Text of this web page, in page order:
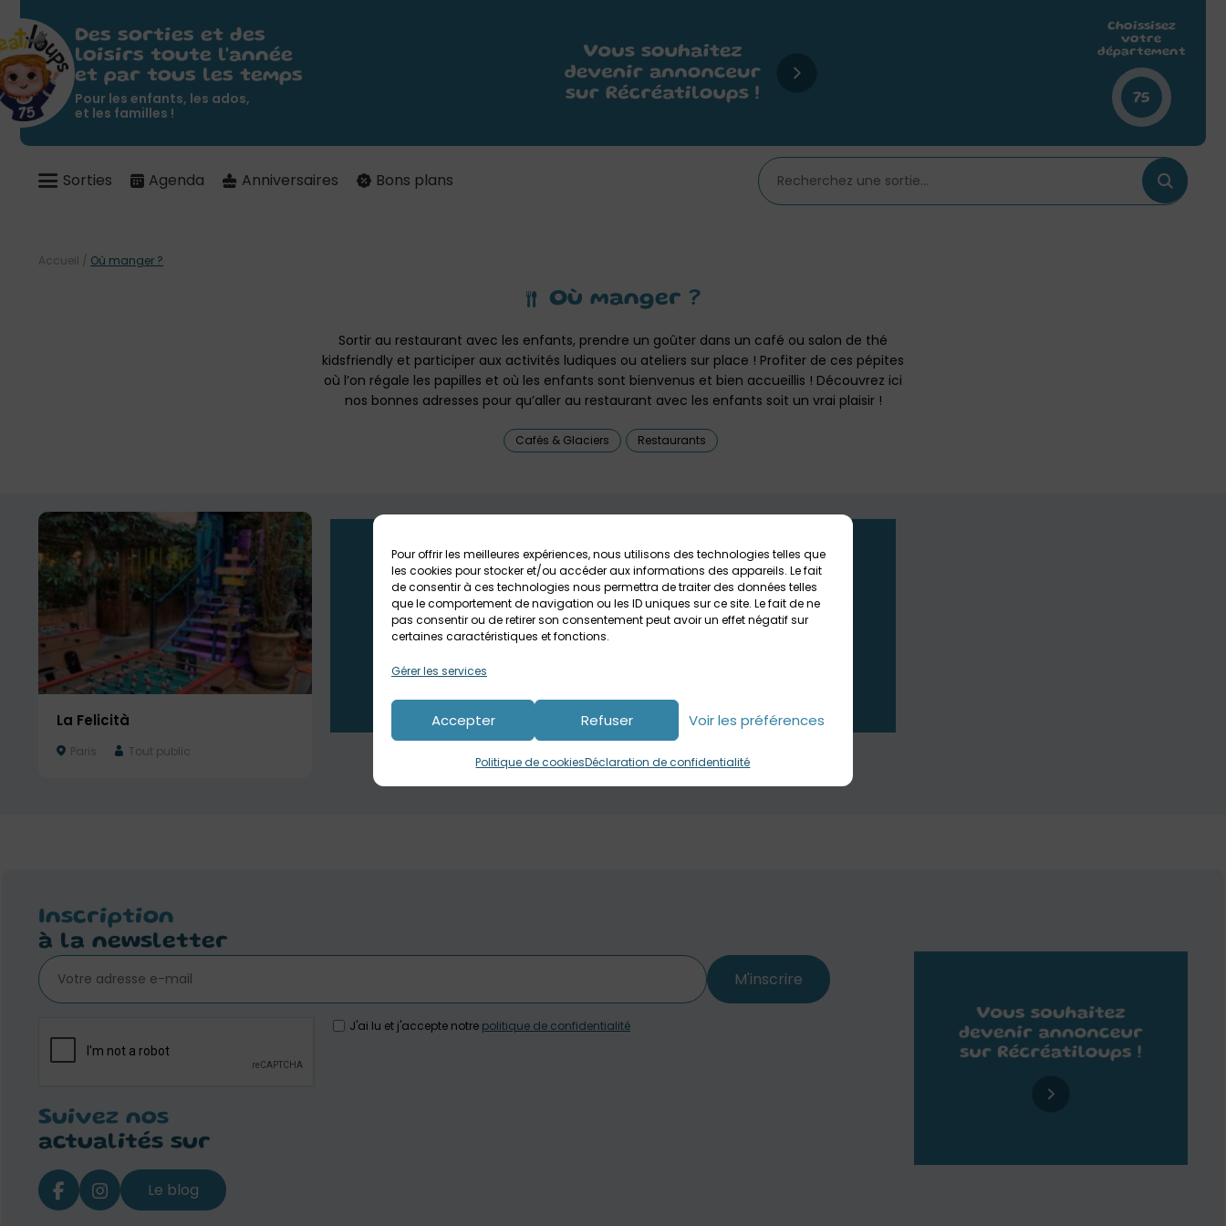
Pour offrir les meilleures expériences, nous utilisons des technologies telles que
les cookies pour stocker et/ou accéder aux informations des appareils. Le fait
de consentir à ces technologies nous permettra de traiter des données telles
que le comportement de navigation ou les ID uniques sur ce site. Le fait de ne
pas consentir ou de retirer son consentement peut avoir un effet négatif sur
certaines caractéristiques et fonctions.
Gérer les services
Accepter Refuser Voir les préférences
Politique de cookiesDéclaration de confidentialité
Des sorties et des
loisirs toute l'année
et par tous les temps
Pour les enfants, les ados,
et les familles !
Choissisez
votre
département
75
Sorties Agenda Anniversaires Bons plans
Où manger ?
Sortir au restaurant avec les enfants, prendre un goûter dans un café ou salon de thé
kidsfriendly et participer aux activités ludiques ou ateliers sur place ! Profiter de ces pépites
où l’on régale les papilles et où les enfants sont bienvenus et bien accueillis ! Découvrez ici
nos bonnes adresses pour qu’aller au restaurant avec les enfants soit un vrai plaisir !
Cafés & Glaciers Restaurants
Accueil / Où manger ?
La Felicità
Paris Tout public
Inscription
à la newsletter
M'inscrire
J'ai lu et j'accepte notre politique de confidentialité
Suivez nos
actualités sur
Le blog